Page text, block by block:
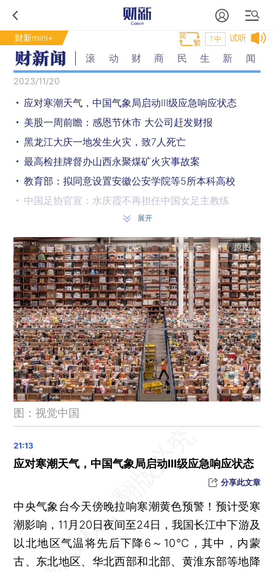
财新mini+ 试听
T中
滚动财商民生新闻
2023/11/20
应对寒潮天气，中国气象局启动Ⅲ级应急响应状态
美股一周前瞻：感恩节休市 大公司赶发财报
黑龙江大庆一地发生火灾，致7人死亡
最高检挂牌督办山西永聚煤矿火灾事故案
教育部：拟同意设置安徽公安学院等5所本科高校
中国足协官宣：水庆霞不再担任中国女足主教练
孟加拉国今年以来逾1500人死于登革热 确诊超30万例
1—10月邮政行业寄递业务量累计完成1297.2亿件
民航局：10月中国民航旅客运输量同比增长252%
国家气候中心：2023年极可能成为有记录以来最热一年
非法添加禁用原料、未经许可生产等7起化妆品违法案件被通报
前三季度登记结婚、离婚数双双上升
德约科维奇七夺ATP年终总决赛冠军，成历史第一人
晨读荐闻（国内、国际、市场消息32条）
央行等三部门召集金融机构座谈 强调信贷增长稳定性
萨姆·奥尔特曼被罢免或反转 OpenAI为何如此割裂？
APEC各方领导人宣言未触及俄乌与加沙问题 中美元首亲切话别
展开
原图
图：视觉中国
应对寒潮天气，中国气象局启动Ⅲ级应急响应状态
分享此文章
中央气象台今天傍晚拉响寒潮黄色预警！预计受寒
潮影响，11月20日夜间至24日，我国长江中下游及
以北地区气温将先后下降6～10℃，其中，内蒙
古、东北地区、华北西部和北部、黄淮东部等地降